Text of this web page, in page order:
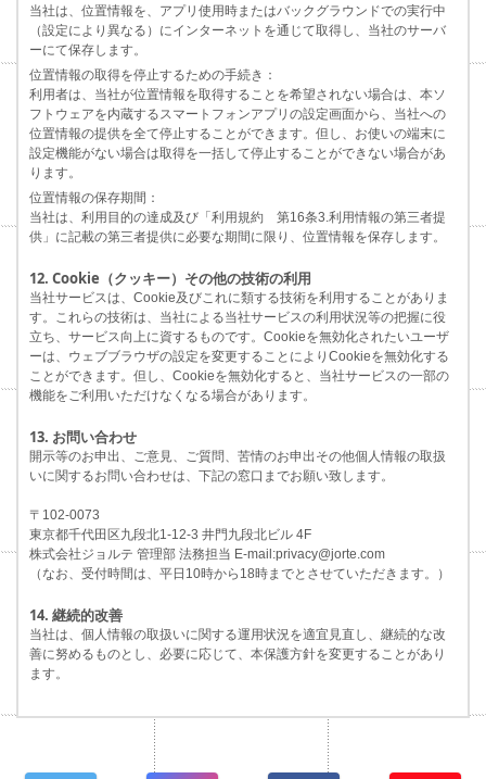
当社は、位置情報を、アプリ使用時またはバックグラウンドでの実行中
（設定により異なる）にインターネットを通じて取得し、当社のサーバ
ーにて保存します。
位置情報の取得を停止するための手続き：
利用者は、当社が位置情報を取得することを希望されない場合は、本ソ
フトウェアを内蔵するスマートフォンアプリの設定画面から、当社への
位置情報の提供を全て停止することができます。但し、お使いの端末に
設定機能がない場合は取得を一括して停止することができない場合があ
ります。
位置情報の保存期間：
当社は、利用目的の達成及び「利用規約 第16条3.利用情報の第三者提
供」に記載の第三者提供に必要な期間に限り、位置情報を保存します。
12. Cookie（クッキー）その他の技術の利用
当社サービスは、Cookie及びこれに類する技術を利用することがありま
す。これらの技術は、当社による当社サービスの利用状況等の把握に役
立ち、サービス向上に資するものです。Cookieを無効化されたいユーザ
ーは、ウェブブラウザの設定を変更することによりCookieを無効化する
ことができます。但し、Cookieを無効化すると、当社サービスの一部の
機能をご利用いただけなくなる場合があります。
13. お問い合わせ
開示等のお申出、ご意見、ご質問、苦情のお申出その他個人情報の取扱
いに関するお問い合わせは、下記の窓口までお願い致します。
〒102-0073
東京都千代田区九段北1-12-3 井門九段北ビル 4F
株式会社ジョルテ 管理部 法務担当 E-mail:privacy@jorte.com
（なお、受付時間は、平日10時から18時までとさせていただきます。）
14. 継続的改善
当社は、個人情報の取扱いに関する運用状況を適宜見直し、継続的な改
善に努めるものとし、必要に応じて、本保護方針を変更することがあり
ます。